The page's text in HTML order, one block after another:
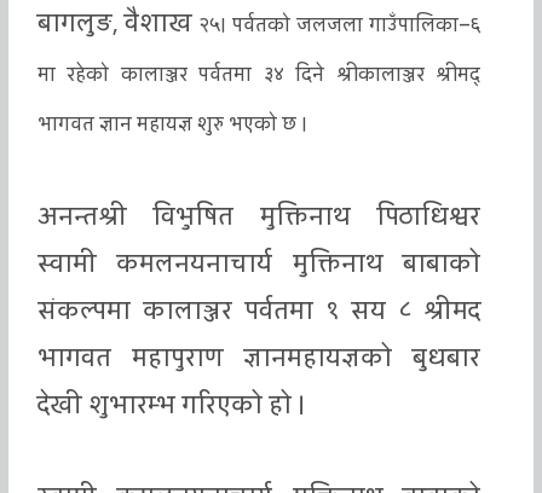
बागलुङ, वैशाख२५। पर्वतको जलजला गाउँपालिका–६
मा रहेको कालाञ्जर पर्वतमा ३४ दिने श्रीकालाञ्जर श्रीमद्
भागवत ज्ञान महायज्ञ शुरु भएको छ ।
अनन्तश्री विभुषित मुक्तिनाथ पिठाधिश्वर
स्वामी कमलनयनाचार्य मुक्तिनाथ बाबाको
संकल्पमा कालाञ्जर पर्वतमा १ सय ८ श्रीमद
भागवत महापुराण ज्ञानमहायज्ञको बुधबार
देखी शुभारम्भ गरिएको हो ।